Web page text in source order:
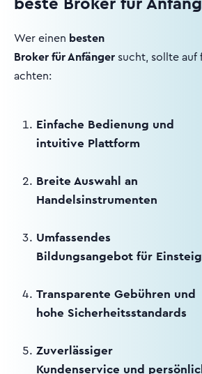
beste Broker für
Wer einen besten
Broker für Anfänger sucht, sollte auf
achten:
Einfache Bedienung und
intuitive Plattform
Breite Auswahl an
Handelsinstrumenten
Umfassendes
Bildungsangebot für
Transparente Gebühren und
hohe Sicherheitsstandards
Zuverlässiger
Kundenservice und